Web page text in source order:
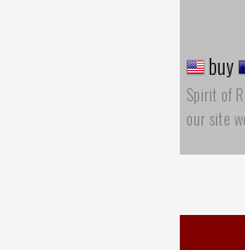
buy
Spirit of
our site